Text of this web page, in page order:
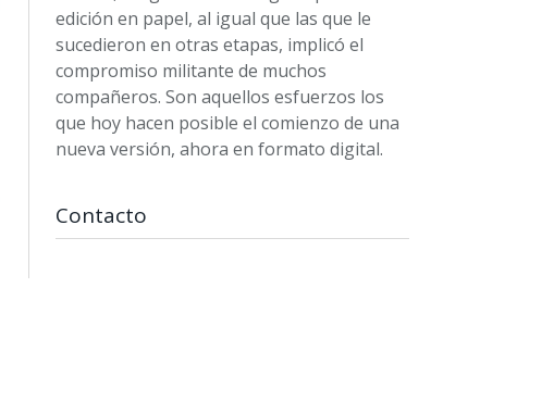
edición en papel, al igual que las que le
sucedieron en otras etapas, implicó el
compromiso militante de muchos
compañeros. Son aquellos esfuerzos los
que hoy hacen posible el comienzo de una
nueva versión, ahora en formato digital.
Contacto